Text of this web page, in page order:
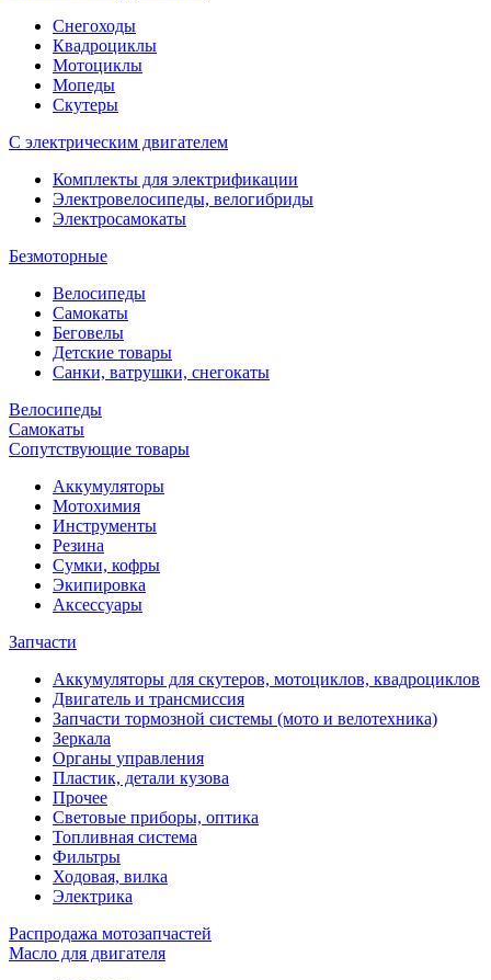
Снегоходы
Квадроциклы
Мотоциклы
Мопеды
Скутеры
С электрическим двигателем
Комплекты для электрификации
Электровелосипеды, велогибриды
Электросамокаты
Безмоторные
Велосипеды
Самокаты
Беговелы
Детские товары
Санки, ватрушки, снегокаты
Велосипеды
Самокаты
Сопутствующие товары
Аккумуляторы
Мотохимия
Инструменты
Резина
Сумки, кофры
Экипировка
Аксессуары
Запчасти
Аккумуляторы для скутеров, мотоциклов, квадроциклов
Двигатель и трансмиссия
Запчасти тормозной системы (мото и велотехника)
Зеркала
Органы управления
Пластик, детали кузова
Прочее
Световые приборы, оптика
Топливная система
Фильтры
Ходовая, вилка
Электрика
Распродажа мотозапчастей
Масло для двигателя